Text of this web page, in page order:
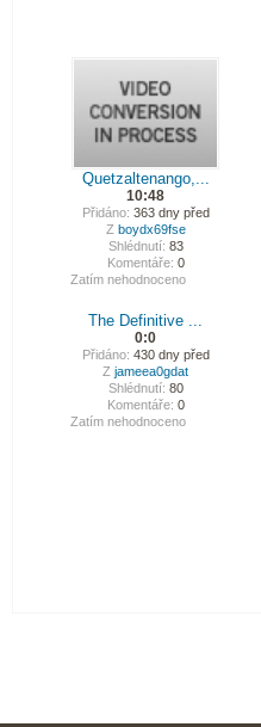
Quetzaltenango,...
10:48
Přidáno: 363 dny před
Z boydx69fse
Shlédnutí: 83
Komentáře: 0
Zatím nehodnoceno
The Definitive ...
0:0
Přidáno: 430 dny před
Z jameea0gdat
Shlédnutí: 80
Komentáře: 0
Zatím nehodnoceno